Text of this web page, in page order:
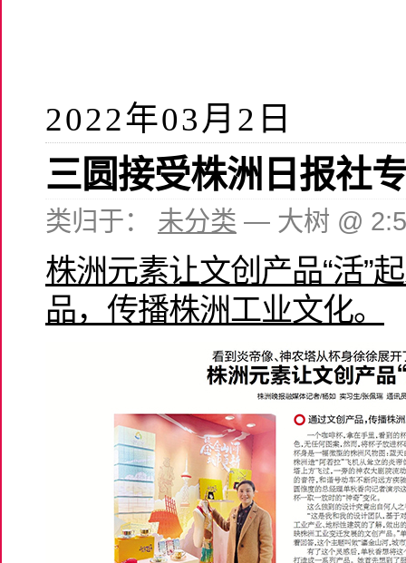
2022年03月2日
三圆接受株洲日报社
类归于： 未分类 — 大树 @
株洲元素让文创产品“活”
品，传播株洲工业文化。